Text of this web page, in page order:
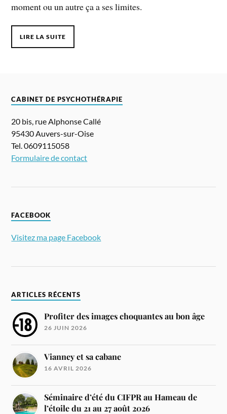
moment ou un autre ça a ses limites.
LIRE LA SUITE
CABINET DE PSYCHOTHÉRAPIE
20 bis, rue Alphonse Callé
95430 Auvers-sur-Oise
Tel. 0609115058
Formulaire de contact
FACEBOOK
Visitez ma page Facebook
ARTICLES RÉCENTS
Profiter des images choquantes au bon âge
26 JUIN 2026
Vianney et sa cabane
16 AVRIL 2026
Séminaire d’été du CIFPR au Hameau de
l’étoile du 21 au 27 août 2026